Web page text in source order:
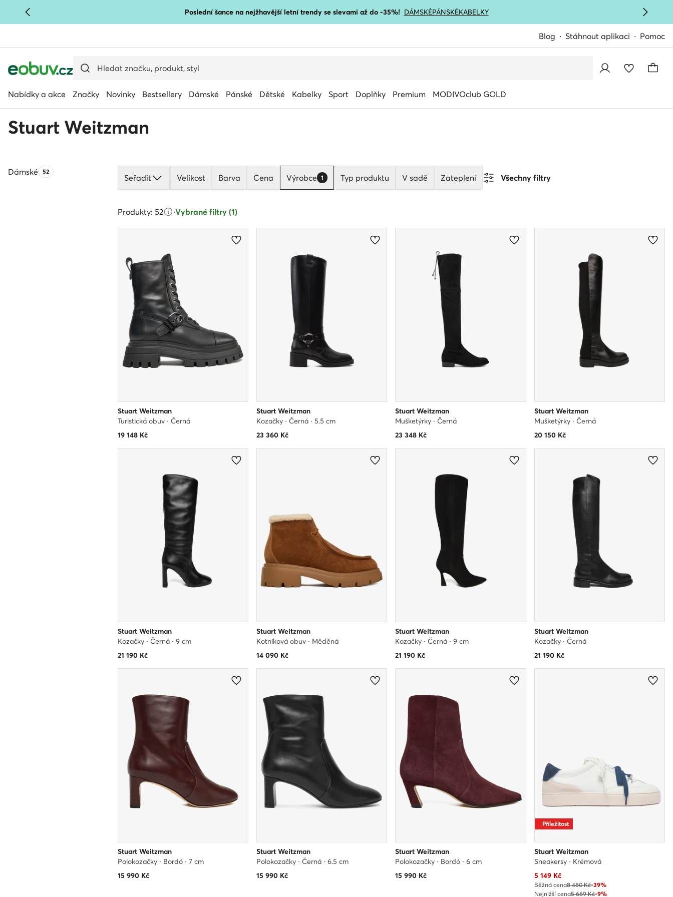
PŘEJÍT NA HLAVNÍ OBSAH Poslední šance na nejžhavější letní trendy se slevami až do -35%! DÁMSKÉPÁNSKÉKABELKY
Blog Stáhnout aplikaci Pomoc
Nabídky a akce Značky Novinky Bestsellery Dámské Pánské Dětské Kabelky Sport Doplňky Premium MODIVOclub GOLD
Stuart Weitzman
DámskéPočet produktů:
52
Seřadit Velikost Barva Cena Výrobce 1 Typ produktu V sadě Zateplení Všechny filtry
Produkty: 52 ·Vybrané filtry (1)
Stuart Weitzman
Turistická obuv · Černá
19 148Kč
Stuart Weitzman
Kozačky · Černá · 5.5 cm
23 360Kč
Stuart Weitzman
Mušketýrky · Černá
23 348 Kč
Stuart Weitzman
Mušketýrky · Černá
20 150Kč
Stuart Weitzman
Kozačky · Černá · 9 cm
21 190Kč
Stuart Weitzman
Kotníková obuv · Měděná
14 090Kč
Stuart Weitzman
Kozačky · Černá · 9 cm
21 190 Kč
Stuart Weitzman
Kozačky · Černá
21 190Kč
Stuart Weitzman
Polokozačky · Bordó · 7 cm
15 990Kč
Stuart Weitzman
Polokozačky · Černá · 6.5 cm
15 990Kč
Stuart Weitzman
Polokozačky · Bordó · 6 cm
15 990 Kč
Příležitost
Stuart Weitzman
Sneakersy · Krémová
Aktuální cena
5 149Kč
Běžná cena8 480 Kč-39%
Nejnižší cena5 669 Kč-9%